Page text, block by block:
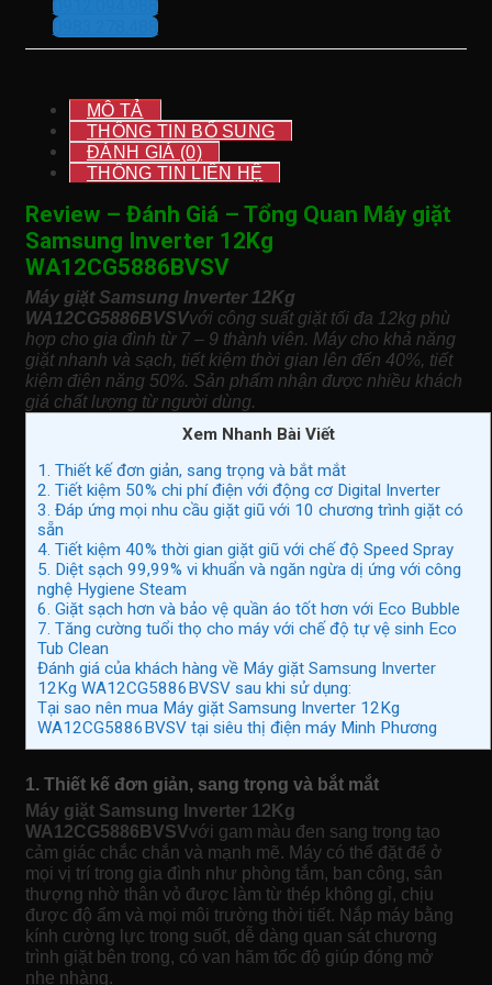
0912.094.988
0983.278.488
MÔ TẢ
THÔNG TIN BỔ SUNG
ĐÁNH GIÁ (0)
THÔNG TIN LIÊN HỆ
Review – Đánh Giá – Tổng Quan Máy giặt
Samsung Inverter 12Kg
WA12CG5886BVSV
Máy giặt Samsung Inverter 12Kg
WA12CG5886BVSVvới công suất giặt tối đa 12kg phù
hợp cho gia đình từ 7 – 9 thành viên. Máy cho khả năng
giặt nhanh và sạch, tiết kiệm thời gian lên đến 40%, tiết
kiệm điện năng 50%. Sản phẩm nhận được nhiều khách
giá chất lượng từ người dùng.
Xem Nhanh Bài Viết
1. Thiết kế đơn giản, sang trọng và bắt mắt
2. Tiết kiệm 50% chi phí điện với động cơ Digital Inverter
3. Đáp ứng mọi nhu cầu giặt giũ với 10 chương trình giặt có
sẵn
4. Tiết kiệm 40% thời gian giặt giũ với chế độ Speed Spray
5. Diệt sạch 99,99% vi khuẩn và ngăn ngừa dị ứng với công
nghệ Hygiene Steam
6. Giặt sạch hơn và bảo vệ quần áo tốt hơn với Eco Bubble
7. Tăng cường tuổi thọ cho máy với chế độ tự vệ sinh Eco
Tub Clean
Đánh giá của khách hàng về Máy giặt Samsung Inverter
12Kg WA12CG5886BVSV sau khi sử dụng:
Tại sao nên mua Máy giặt Samsung Inverter 12Kg
WA12CG5886BVSV tại siêu thị điện máy Minh Phương
1. Thiết kế đơn giản, sang trọng và bắt mắt
Máy giặt Samsung Inverter 12Kg
WA12CG5886BVSVvới gam màu đen sang trọng tạo
cảm giác chắc chắn và mạnh mẽ. Máy có thể đặt để ở
mọi vị trí trong gia đình như phòng tắm, ban công, sân
thượng nhờ thân vỏ được làm từ thép không gỉ, chịu
được độ ẩm và mọi môi trường thời tiết. Nắp máy bằng
kính cường lực trong suốt, dễ dàng quan sát chương
trình giặt bên trong, có van hãm tốc độ giúp đóng mở
nhẹ nhàng.